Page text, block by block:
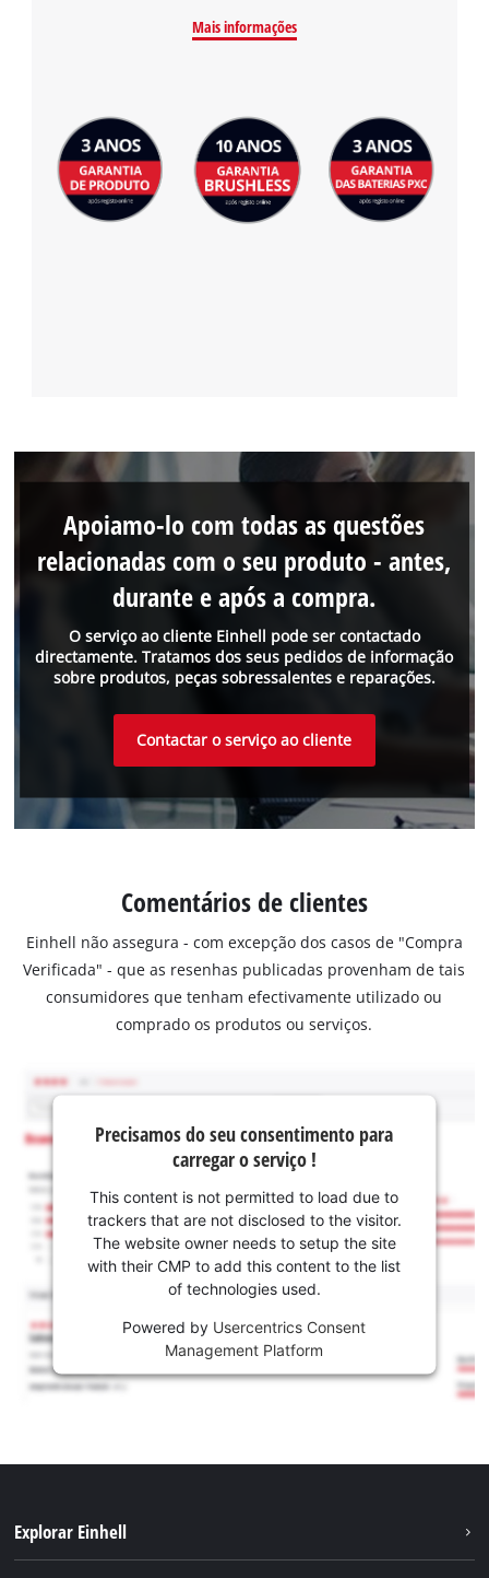
Mais informações
O serviço ao cliente Einhell pode ser contactado
directamente. Tratamos dos seus pedidos de informação
sobre produtos, peças sobressalentes e reparações.
Apoiamo-lo com todas as questões
relacionadas com o seu produto - antes,
durante e após a compra.
Contactar o serviço ao cliente
Comentários de clientes
Einhell não assegura - com excepção dos casos de "Compra
Verificada" - que as resenhas publicadas provenham de tais
consumidores que tenham efectivamente utilizado ou
comprado os produtos ou serviços.
Precisamos do seu consentimento para
carregar o serviço !
This content is not permitted to load due to
trackers that are not disclosed to the visitor.
The website owner needs to setup the site
with their CMP to add this content to the list
of technologies used.
Powered by Usercentrics Consent
Management Platform
Explorar Einhell